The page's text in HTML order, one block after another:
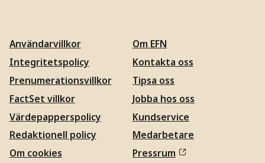
Användarvillkor
Integritetspolicy
Prenumerationsvillkor
FactSet villkor
Värdepapperspolicy
Redaktionell policy
Om cookies
Om EFN
Kontakta oss
Tipsa oss
Jobba hos oss
Kundservice
Medarbetare
Pressrum